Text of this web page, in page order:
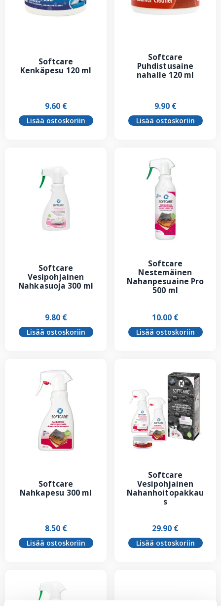
Softcare
Kenkäpesu 120 ml
9.60 €
Lisää ostoskoriin
Softcare
Puhdistusaine
nahalle 120 ml
9.90 €
Lisää ostoskoriin
Softcare
Vesipohjainen
Nahkasuoja 300 ml
9.80 €
Lisää ostoskoriin
Softcare
Nestemäinen
Nahanpesuaine Pro
500 ml
10.00 €
Lisää ostoskoriin
Softcare
Nahkapesu 300 ml
8.50 €
Lisää ostoskoriin
Softcare
Vesipohjainen
Nahanhoitopakkau
s
29.90 €
Lisää ostoskoriin